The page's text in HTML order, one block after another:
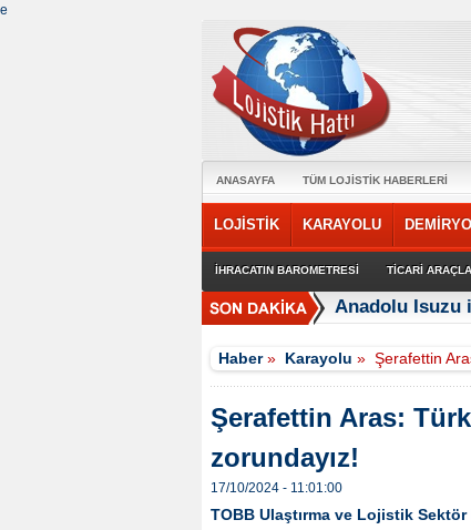
e
ANASAYFA TÜM LOJİSTİK HABERLERİ
LOJİSTİK KARAYOLU
İHRACATIN BAROMETRESİ TİCARİ
Anadolu Isuzu
Haber» Karayolu »Şerafettin
Şerafettin Aras:
zorundayız!
17/10/2024 - 11:01:00
TOBB Ulaştırma ve Lojistik